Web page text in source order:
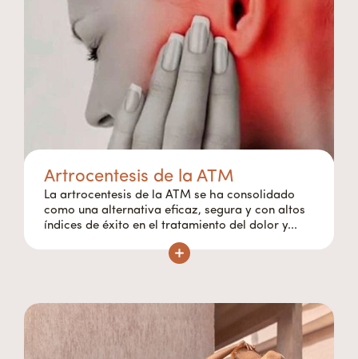
Artrocentesis de la ATM
La artrocentesis de la ATM se ha consolidado
como una alternativa eficaz, segura y con altos
índices de éxito en el tratamiento del dolor y...